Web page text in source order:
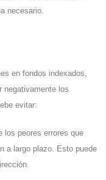
necesario.
en fondos indexados,
negativamente los
evitar:
los peores errores que
a largo plazo. Esto puede